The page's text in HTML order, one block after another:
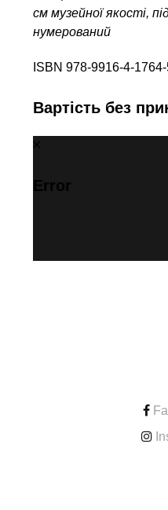
см музейної якості,
нумерований
ISBN 978-9916-4-
Вартість без
Error